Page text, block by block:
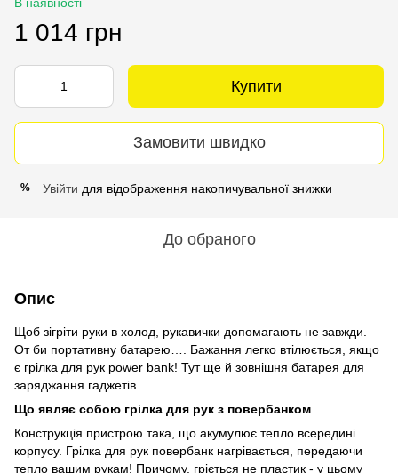
1 014 грн
Купити
Замовити швидко
% Увійти для відображення накопичувальної знижки
До обраного
Опис
Щоб зігріти руки в холод, рукавички допомагають не завжди.
От би портативну батарею…. Бажання легко втілюється, якщо
є грілка для рук power bank! Тут ще й зовнішня батарея для
заряджання гаджетів.
Що являє собою грілка для рук з повербанком
Конструкція пристрою така, що акумулює тепло всередині
корпусу. Грілка для рук повербанк нагрівається, передаючи
тепло вашим рукам! Причому, гріється не пластик - у цьому